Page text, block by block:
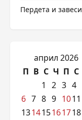
Пердета и завеси
април 2026
П В С Ч П С
1
2 3 4
6 7 8 9 1011
131415161718